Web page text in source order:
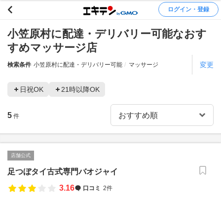
ログイン・登録
小笠原村に配達・デリバリー可能なおす
すめマッサージ店
検索条件 小笠原村に配達・デリバリー可能 マッサージ 変更
日祝OK 21時以降OK
5 件
店舗公式
足つぼタイ古式専門バオジャイ
3.16
口コミ 2件